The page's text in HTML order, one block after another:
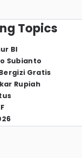
Topics
BI
Subianto
Gratis
Rupiah